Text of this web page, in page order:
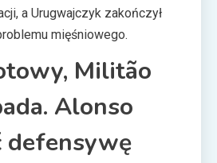
a Urugwajczyk zakończył
mięśniowego.
Militão
Alonso
defensywę